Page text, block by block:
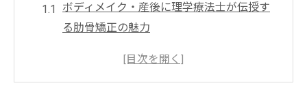
ボディメイク・産後に理学療法士が伝授す
る肋骨矯正の魅力
くびれ作りの鍵は肋骨を正しい位置に戻す